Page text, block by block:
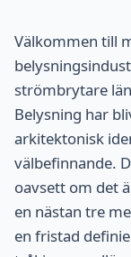
Välkommen till
strömbrytare
Belysning har
arkitektonisk
välbefinnande.
oavsett om det
en nästan tre
en fristad